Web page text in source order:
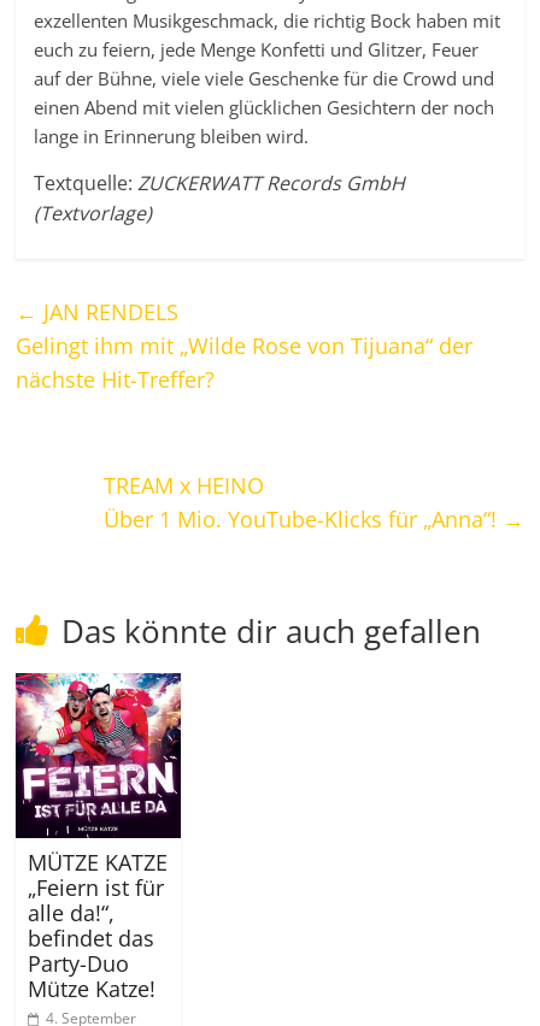
exzellenten Musikgeschmack, die richtig Bock haben mit
euch zu feiern, jede Menge Konfetti und Glitzer, Feuer
auf der Bühne, viele viele Geschenke für die Crowd und
einen Abend mit vielen glücklichen Gesichtern der noch
lange in Erinnerung bleiben wird.
Textquelle:ZUCKERWATT Records GmbH
(Textvorlage)
← JAN RENDELS
Gelingt ihm mit „Wilde Rose von Tijuana“ der
nächste Hit-Treffer?
TREAM x HEINO
Über 1 Mio. YouTube-Klicks für „Anna“! →
Das könnte dir auch gefallen
MÜTZE KATZE
„Feiern ist für
alle da!“,
befindet das
Party-Duo
Mütze Katze!
4. September